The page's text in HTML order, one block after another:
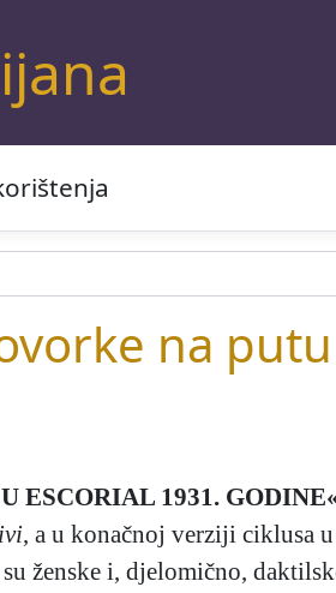
na
ESCORIAL 1931.
, a u konačnoj verziji ciklusa
ženske i, djelomično,